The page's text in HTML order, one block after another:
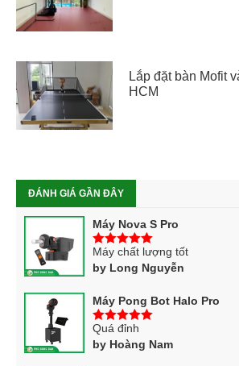
Lắp đặt bàn Mofit
HCM
ĐÁNH GIÁ GẦN ĐÂY
Máy Nova S Pro
5trên 5
Máy chất lượng tốt
by Long Nguyễn
Máy Pong Bot Halo Pro
5trên 5
Quá đỉnh
by Hoàng Nam